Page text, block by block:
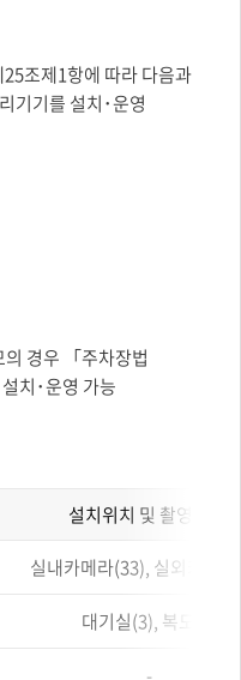
조제1항에 따라 다음과
기기를 설치･운영
경우 「주차장법
치･운영 가능
설치위치 및 촬영 범위
실내카메라(33), 실외카메
대기실(3), 복도(3)